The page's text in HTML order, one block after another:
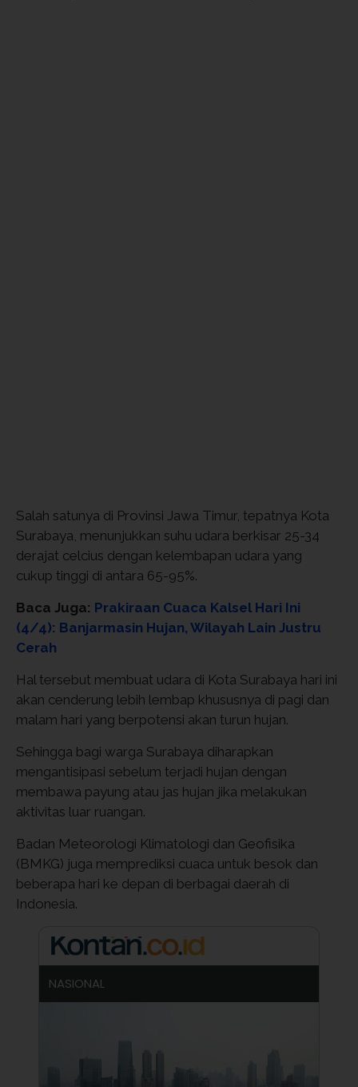
Salah satunya di Provinsi Jawa Timur, tepatnya Kota
Surabaya, menunjukkan suhu udara berkisar 25-34
derajat celcius dengan kelembapan udara yang
cukup tinggi di antara 65-95%.
Baca Juga: Prakiraan Cuaca Kalsel Hari Ini
(4/4): Banjarmasin Hujan, Wilayah Lain Justru
Cerah
Hal tersebut membuat udara di Kota Surabaya hari ini
akan cenderung lebih lembap khususnya di pagi dan
malam hari yang berpotensi akan turun hujan.
Sehingga bagi warga Surabaya diharapkan
mengantisipasi sebelum terjadi hujan dengan
membawa payung atau jas hujan jika melakukan
aktivitas luar ruangan.
Badan Meteorologi Klimatologi dan Geofisika
(BMKG) juga memprediksi cuaca untuk besok dan
beberapa hari ke depan di berbagai daerah di
Indonesia.
NASIONAL